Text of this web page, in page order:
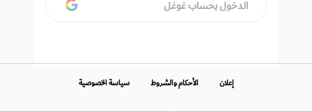
الدخول بحساب غوغل
إعلان الأحكام والشروط سياسة الخصوصية